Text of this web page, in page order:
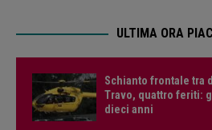
ULTIMA ORA
Schianto frontale tra
Travo, quattro feriti:
dieci anni